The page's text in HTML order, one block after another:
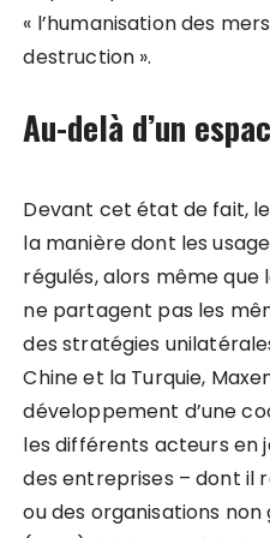
« l’humanisation des
destruction ».
Au-delà d’un
Devant cet état de fait,
la manière dont les
régulés, alors même que
ne partagent pas les
des stratégies
Chine et la Turquie,
développement d’une
les différents acteurs en
des entreprises – dont il
ou des organisations